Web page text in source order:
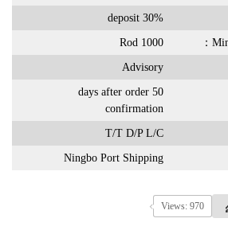
30% deposit
1000 Rod
Advisory
50 days after order
confirmation
T/T D/P L/C
Ningbo Port Shipping
Views: 970